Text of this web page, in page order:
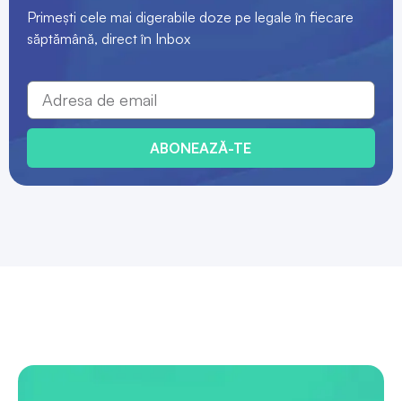
Primești cele mai digerabile doze pe legale în fiecare
săptămână, direct în Inbox
ABONEAZĂ-TE